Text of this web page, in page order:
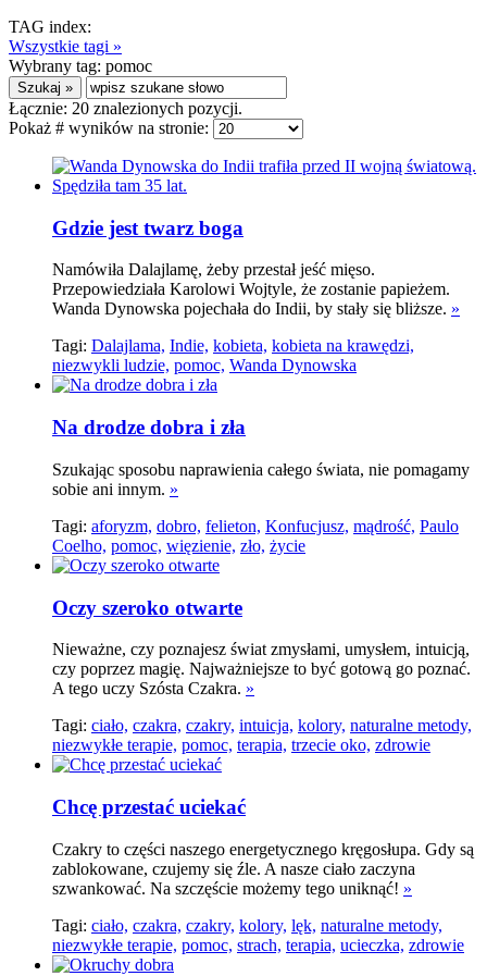
TAG index:
Wszystkie tagi »
Wybrany tag: pomoc
Łącznie: 20 znalezionych pozycji.
Pokaż # wyników na stronie:
Gdzie jest twarz boga
Namówiła Dalajlamę, żeby przestał jeść mięso.
Przepowiedziała Karolowi Wojtyle, że zostanie papieżem.
Wanda Dynowska pojechała do Indii, by stały się bliższe. »
Tagi: Dalajlama, Indie, kobieta, kobieta na krawędzi,
niezwykli ludzie, pomoc, Wanda Dynowska
Na drodze dobra i zła
Szukając sposobu naprawienia całego świata, nie pomagamy
sobie ani innym. »
Tagi: aforyzm, dobro, felieton, Konfucjusz, mądrość, Paulo
Coelho, pomoc, więzienie, zło, życie
Oczy szeroko otwarte
Nieważne, czy poznajesz świat zmysłami, umysłem, intuicją,
czy poprzez magię. Najważniejsze to być gotową go poznać.
A tego uczy Szósta Czakra. »
Tagi: ciało, czakra, czakry, intuicja, kolory, naturalne metody,
niezwykłe terapie, pomoc, terapia, trzecie oko, zdrowie
Chcę przestać uciekać
Czakry to części naszego energetycznego kręgosłupa. Gdy są
zablokowane, czujemy się źle. A nasze ciało zaczyna
szwankować. Na szczęście możemy tego uniknąć! »
Tagi: ciało, czakra, czakry, kolory, lęk, naturalne metody,
niezwykłe terapie, pomoc, strach, terapia, ucieczka, zdrowie